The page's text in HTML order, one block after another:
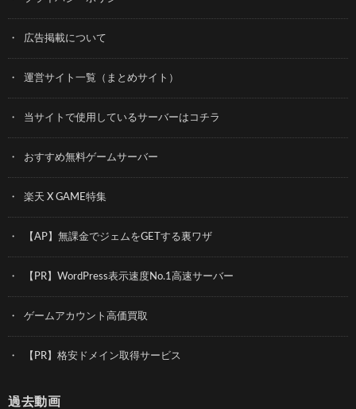
広告掲載について
運営サイト一覧（まとめサイト）
当サイトで使用しているサーバーはコチラ
おすすめ無料ゲームサーバー
楽天 X GAME特集
【AP】無課金でジェムをGETする裏ワザ
【PR】WordPress表示速度No.1高速サーバー
ゲームアカウント高価買取
【PR】格安ドメイン取得サービス
過去動画